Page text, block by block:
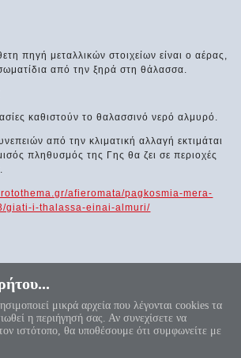
πηγή μεταλλικών στοιχείων είναι ο αέρας,
από την ξηρά στη θάλασσα.
καθιστούν το θαλασσινό νερό αλμυρό.
από την κλιματική αλλαγή εκτιμάται
πληθυσμός της Γης θα ζει σε περιοχές
afieromata/pagkosmia-mera-
giati-i-thalassa-einai-almuri/
τον ιστότοπό μας 74 guests και
Μέγας γεωμετρεί, το κύκλου μήκος ίνα
παρήγαγεν αριθμόν απέραντον, καί όν,
όλον θνητοί θα εύρωσι.»
μικρά αρχεία που λέγονται cookies τα
η περιήγησή σας. Αν συνεχίσετε να
τον ιστότοπο, θα υποθέσουμε ότι συμφωνείτε με